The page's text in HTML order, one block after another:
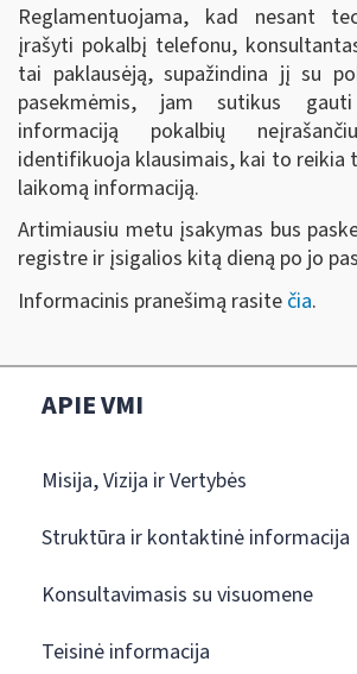
Reglamentuojama, kad nesant
įrašyti pokalbį telefonu,
tai paklausėją, supažindina jį su
pasekmėmis, jam sutikus
informaciją pokalbių
identifikuoja klausimais, kai to reikia
laikomą informaciją.
Artimiausiu metu įsakymas bus
registre ir įsigalios kitą dieną po jo
Informacinis pranešimą rasite čia.
APIE VMI
Misija, Vizija ir Vertybės
Struktūra ir kontaktinė informacija
Konsultavimasis su visuomene
Teisinė informacija